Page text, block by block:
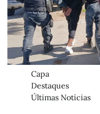
Capa
Destaques
Últimas Notícias